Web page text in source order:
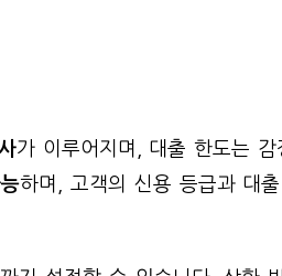
가 이루어지며, 대출 한도는
하며, 고객의 신용 등급과 대